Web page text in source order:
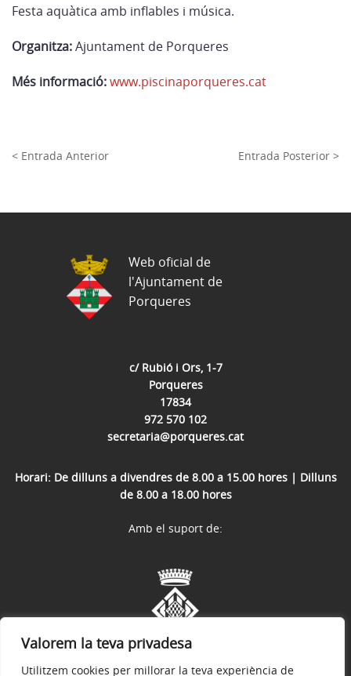
Valorem la teva privadesa
Utilitzem cookies per millorar la teva experiència de
Festa aquàtica amb inflables i música.
Organitza:Ajuntament de Porqueres
Més informació:www.piscinaporqueres.cat
< Entrada Anterior Entrada Posterior >
c/ Rubió i Ors, 1-7
Porqueres
17834
972 570 102
secretaria@porqueres.cat
Horari: De dilluns a divendres de 8.00 a 15.00 hores | Dilluns
de 8.00 a 18.00 hores
Web oficial de
l'Ajuntament de
Porqueres
Amb el suport de: